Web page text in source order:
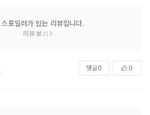
것이 달라졌다!
스포일러가 있는 리뷰입니다.
리뷰 보기
댓글0 0